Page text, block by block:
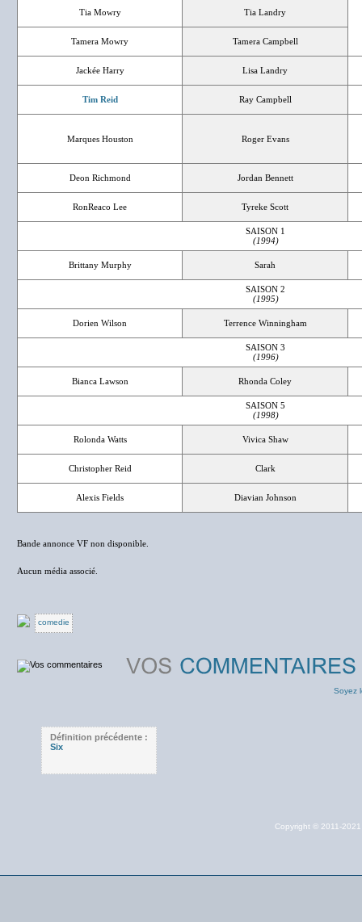
Tia Mowry Tia Landry
Tamera Mowry Tamera Campbell
Jackée Harry Lisa Landry
Tim Reid Ray Campbell
Marques Houston Roger Evans
Deon Richmond Jordan Bennett
RonReaco Lee Tyreke Scott
SAISON 1
(1994)
Brittany Murphy Sarah
SAISON 2
(1995)
Dorien Wilson Terrence Winningham
SAISON 3
(1996)
Bianca Lawson Rhonda Coley
SAISON 5
(1998)
Rolonda Watts Vivica Shaw
Christopher Reid Clark
Alexis Fields Diavian Johnson
Bande annonce VF non disponible.
Aucun média associé.
comedie
Soyez
Définition précédente :
Six
Copyright © 2011-